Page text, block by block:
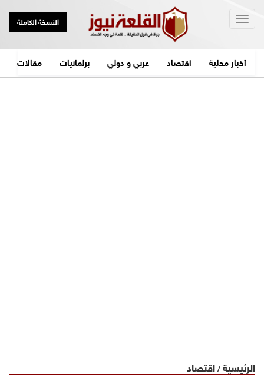
النسخة الكاملة
أخبار محلية اقتصاد عربي و دولي برلمانيات مقالات
الرئيسية/اقتصاد